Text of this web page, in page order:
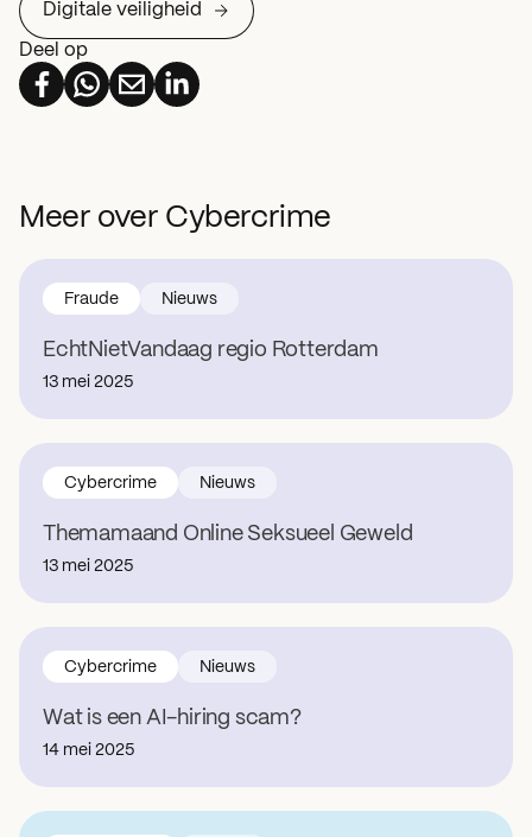
Digitale veiligheid
Deel op
Meer over Cybercrime
EchtNietVandaag regio Rotterdam
Fraude Nieuws
13 mei 2025
Themamaand Online Seksueel Geweld
Cybercrime Nieuws
13 mei 2025
Wat is een AI-hiring scam?
Cybercrime Nieuws
14 mei 2025